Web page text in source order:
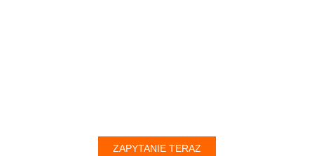
ZAPYTANIE TERAZ